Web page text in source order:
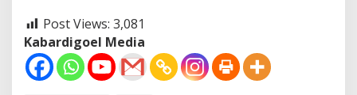
Post Views: 3,081
Kabardigoel Media